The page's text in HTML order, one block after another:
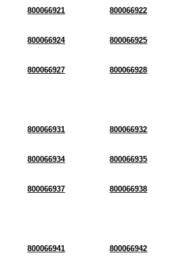
800066921 800066922
800066924 800066925
800066927 800066928
800066931 800066932
800066934 800066935
800066937 800066938
800066941 800066942